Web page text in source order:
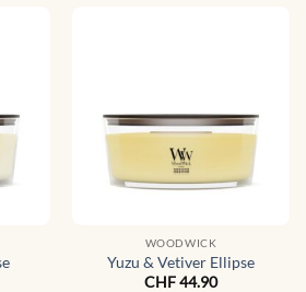
WOODWICK
Yuzu & Vetiver Ellipse
CHF44.90